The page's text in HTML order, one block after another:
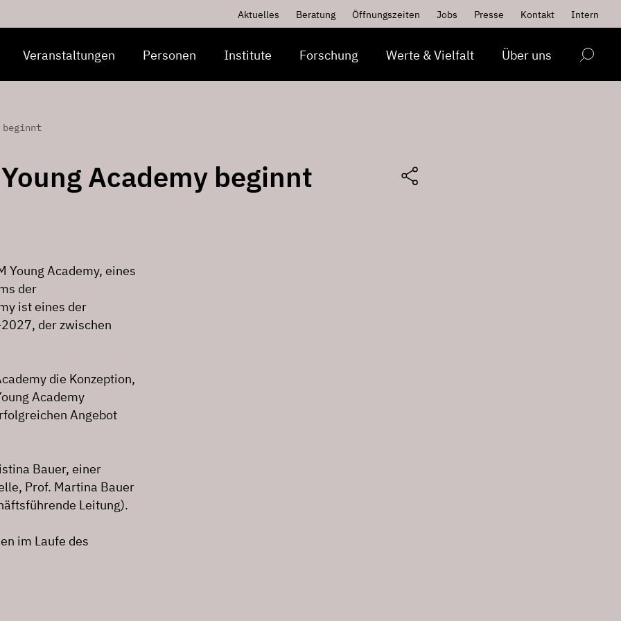
Aktuelles Beratung Öffnungszeiten Jobs Presse Kontakt Intern
Veranstaltungen Personen Institute Forschung Werte & Vielfalt Über uns
beginnt
Academy beginnt
Young Academy, eines
der
ist eines der
der zwischen
die Konzeption,
Academy
Angebot
Bauer, einer
Prof. Martina Bauer
Leitung).
im Laufe des